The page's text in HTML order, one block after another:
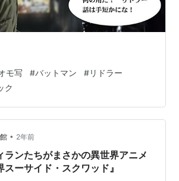
モ写 #バットマン #リドラー
ク
• 2年前
ランたちがまさかの異世界アニメ
ーサイド・スクワッド』